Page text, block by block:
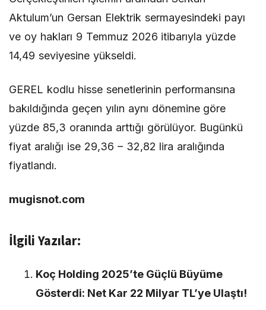
Aktulum’un Gersan Elektrik sermayesindeki payı
ve oy hakları 9 Temmuz 2026 itibarıyla yüzde
14,49 seviyesine yükseldi.
GEREL kodlu hisse senetlerinin performansına
bakıldığında geçen yılın aynı dönemine göre
yüzde 85,3 oranında arttığı görülüyor. Bugünkü
fiyat aralığı ise 29,36 – 32,82 lira aralığında
fiyatlandı.
mugisnot.com
İlgili Yazılar:
Koç Holding 2025’te Güçlü Büyüme
Gösterdi: Net Kar 22 Milyar TL’ye Ulaştı!